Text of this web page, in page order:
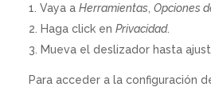
Vaya aHerramientas ,Opciones
Haga click enPrivacidad.
Mueva el deslizador hasta
Para acceder a la configuración